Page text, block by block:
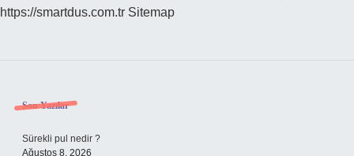
https://smartdus.com.tr Sitemap
Sidebar
Son Yazılar
Sürekli pul nedir ?
Ağustos 8, 2026